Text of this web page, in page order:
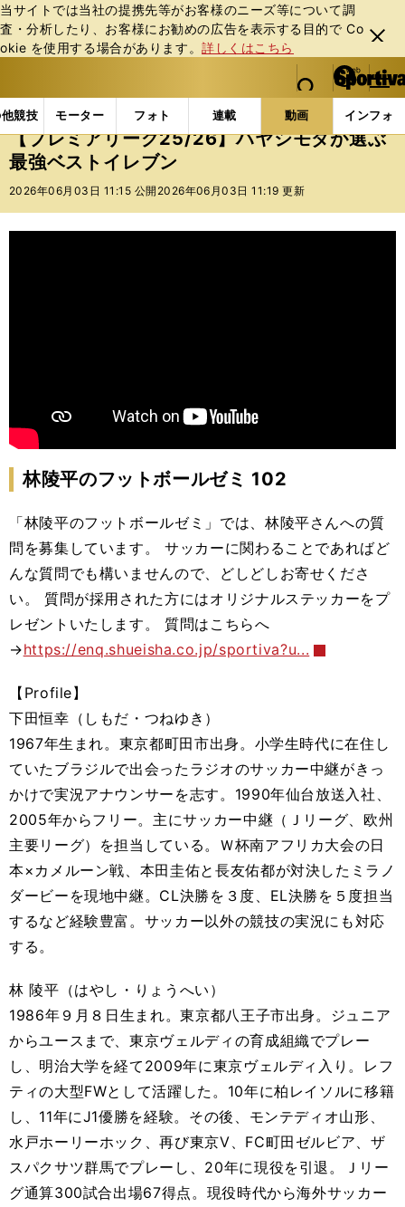
当サイトでは当社の提携先等がお客様のニーズ等について調
査・分析したり、お客様にお勧めの広告を表⽰する⽬的で Co
okie を使⽤する場合があります。詳しくはこちら
閉じ
る
web Sportiva (webスポルティーバ)
検索
マイペ
ー
ジ
メニュ
競技 モーター フォト 連載 動画 インフォ
b
ス
ポ
ル
動画 【プレミアリーグ25/26】ハヤシモダが選ぶ 最強
【プレミアリーグ25/26】ハヤシモダが選ぶ
最強ベストイレブン
2026年06月03日 11:15 公開 2026年06月03日 11:19 更新
林陵平のフットボールゼミ 102
「林陵平のフットボールゼミ」では、林陵平さんへの質
問を募集しています。 サッカーに関わることであればど
んな質問でも構いませんので、どしどしお寄せくださ
い。 質問が採用された方にはオリジナルステッカーをプ
レゼントいたします。 質問はこちらへ
→https://enq.shueisha.co.jp/sportiva?u...
【Profile】
下田恒幸（しもだ・つねゆき）
1967年生まれ。東京都町田市出身。小学生時代に在住し
ていたブラジルで出会ったラジオのサッカー中継がきっ
かけで実況アナウンサーを志す。1990年仙台放送入社、
2005年からフリー。主にサッカー中継（Ｊリーグ、欧州
主要リーグ）を担当している。Ｗ杯南アフリカ大会の日
本×カメルーン戦、本田圭佑と長友佑都が対決したミラノ
ダービーを現地中継。CL決勝を３度、EL決勝を５度担当
するなど経験豊富。サッカー以外の競技の実況にも対応
する。
林 陵平（はやし・りょうへい）
1986年９月８日生まれ。東京都八王子市出身。ジュニア
からユースまで、東京ヴェルディの育成組織でプレー
し、明治大学を経て2009年に東京ヴェルディ入り。レフ
ティの大型FWとして活躍した。10年に柏レイソルに移籍
し、11年にJ1優勝を経験。その後、モンテディオ山形、
水戸ホーリーホック、再び東京Ⅴ、FC町田ゼルビア、ザ
スパクサツ群馬でプレーし、20年に現役を引退。Ｊリー
グ通算300試合出場67得点。現役時代から海外サッカー